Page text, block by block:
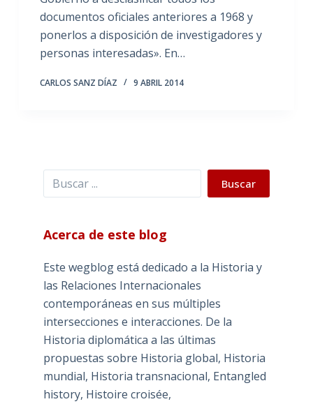
documentos oficiales anteriores a 1968 y
ponerlos a disposición de investigadores y
personas interesadas». En…
CARLOS SANZ DÍAZ 9 ABRIL 2014
Buscar Buscar
Acerca de este blog
Este wegblog está dedicado a la Historia y
las Relaciones Internacionales
contemporáneas en sus múltiples
intersecciones e interacciones. De la
Historia diplomática a las últimas
propuestas sobre Historia global, Historia
mundial, Historia transnacional, Entangled
history, Histoire croisée,